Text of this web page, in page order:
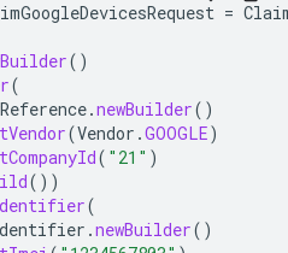
=
()
(
.newBuilder()
(Vendor .GOOGLE)
( "21" )
())
(
.newBuilder()